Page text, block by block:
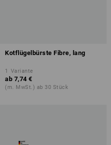
Kotflügelbürste Fibre, lang
1 Variante
ab 7,74 €
(m. MwSt.) ab 30 Stück